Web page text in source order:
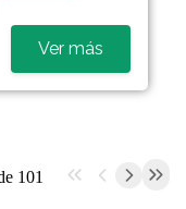
Ver más
101